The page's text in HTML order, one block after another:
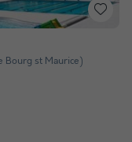
Bourg st Maurice)